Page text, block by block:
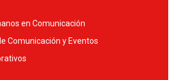
en Comunicación
Comunicación y Eventos